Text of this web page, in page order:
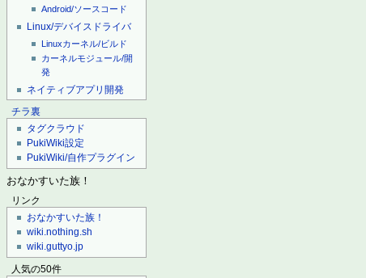
Android/ソースコード
Linux/デバイスドライバ
Linuxカーネル/ビルド
カーネルモジュール/開
発
ネイティブアプリ開発
チラ裏
タグクラウド
PukiWiki設定
PukiWiki/自作プラグイン
おなかすいた族！
リンク
おなかすいた族！
wiki.nothing.sh
wiki.guttyo.jp
人気の50件